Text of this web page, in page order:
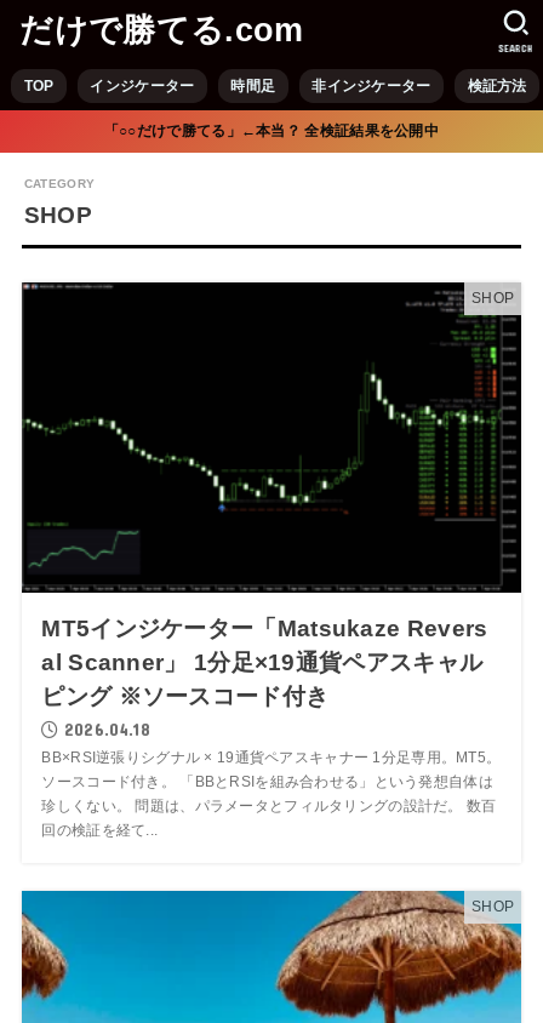
だけで勝てる.com
TOP インジケーター 時間足 非インジケーター 検証方法
SEARCH
「○○だけで勝てる」←本当？ 全検証結果を公開中
SHOP
SHOP
MT5インジケーター「Matsukaze Revers
al Scanner」 1分足×19通貨ペアスキャル
ピング ※ソースコード付き
2026.04.18
BB×RSI逆張りシグナル × 19通貨ペアスキャナー 1分足専用。MT5。
ソースコード付き。 「BBとRSIを組み合わせる」という発想自体は
珍しくない。 問題は、パラメータとフィルタリングの設計だ。 数百
回の検証を経て...
SHOP